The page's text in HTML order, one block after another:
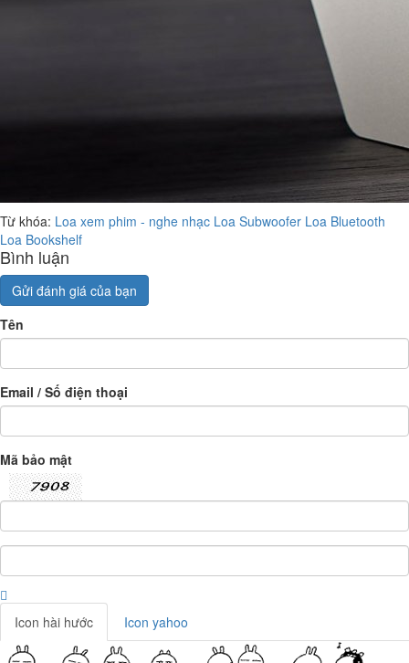
Từ khóa: Loa xem phim - nghe nhạc Loa Subwoofer Loa Bluetooth
Loa Bookshelf
Bình luận
Gửi đánh giá của bạn
Tên
Email / Số điện thoại
Mã bảo mật
Icon hài hước Icon yahoo